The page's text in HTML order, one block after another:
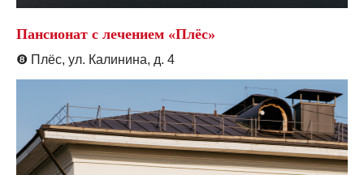
Пансионат с лечением «Плёс»
❽ Плёс, ул. Калинина, д. 4